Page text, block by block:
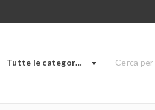
Tutte le categorie